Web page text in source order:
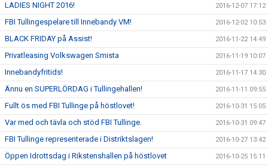
LADIES NIGHT 2016! 2016-12-07 17:12
FBI Tullingespelare till Innebandy VM! 2016-12-02 10:53
BLACK FRIDAY på Assist! 2016-11-22 14:49
Privatleasing Volkswagen Smista 2016-11-19 10:07
Innebandyfritids! 2016-11-17 14:30
Ännu en SUPERLÖRDAG i Tullingehallen! 2016-11-11 09:55
Fullt ös med FBI Tullinge på höstlovet! 2016-10-31 15:05
Var med och tävla och stöd FBI Tullinge. 2016-10-31 09:47
FBI Tullinge representerade i Distriktslagen! 2016-10-27 13:42
Öppen Idrottsdag i Rikstenshallen på höstlovet 2016-10-25 15:11